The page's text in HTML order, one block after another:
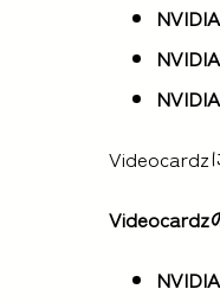
Videocardz
Videocardz